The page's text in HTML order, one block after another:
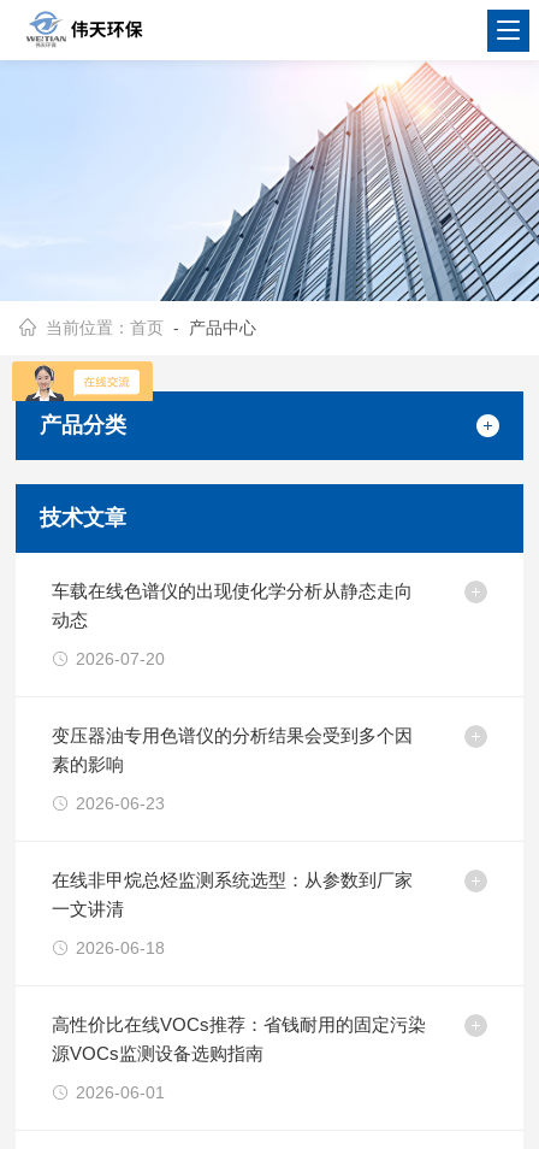
当前位置：首页 - 产品中心
产品分类
技术文章
车载在线色谱仪的出现使化学分析从静态走向
动态
2026-07-20
变压器油专用色谱仪的分析结果会受到多个因
素的影响
2026-06-23
在线非甲烷总烃监测系统选型：从参数到厂家
一文讲清
2026-06-18
高性价比在线VOCs推荐：省钱耐用的固定污染
源VOCs监测设备选购指南
2026-06-01